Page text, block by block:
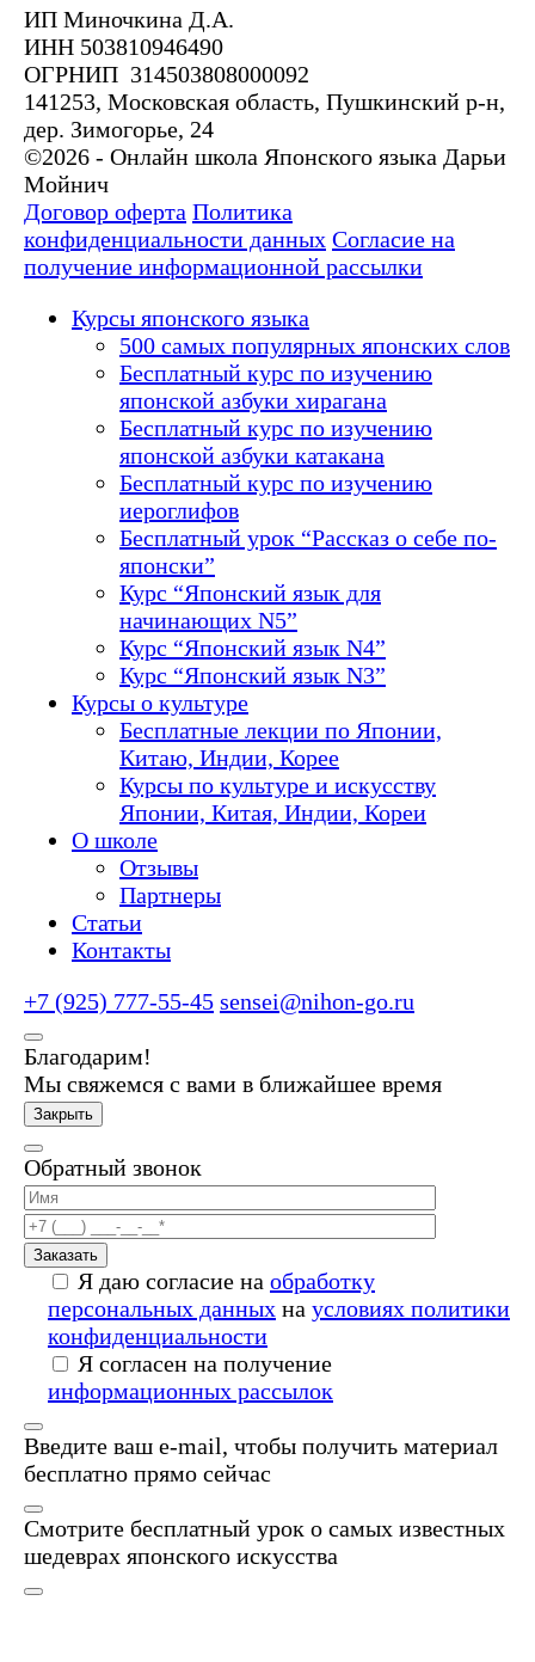
ИП Миночкина Д.А.
ИНН 503810946490
ОГРНИП 314503808000092
141253, Московская область, Пушкинский р-н,
дер. Зимогорье, 24
©2026 - Онлайн школа Японского языка Дарьи
Мойнич
Договор оферта Политика
конфиденциальности данных Согласие на
получение информационной рассылки
Курсы японского языка
500 самых популярных японских слов
Бесплатный курс по изучению
японской азбуки хирагана
Бесплатный курс по изучению
японской азбуки катакана
Бесплатный курс по изучению
иероглифов
Бесплатный урок “Рассказ о себе по-
японски”
Курс “Японский язык для
начинающих N5”
Курс “Японский язык N4”
Курс “Японский язык N3”
Курсы о культуре
Бесплатные лекции по Японии,
Китаю, Индии, Корее
Курсы по культуре и искусству
Японии, Китая, Индии, Кореи
О школе
Отзывы
Партнеры
Статьи
Контакты
+7 (925) 777-55-45 sensei@nihon-go.ru
Благодарим!
Мы свяжемся с вами в ближайшее время
Закрыть
Обратный звонок
Заказать
Я даю согласие на обработку
персональных данных на условиях политики
конфиденциальности
Я согласен на получение
информационных рассылок
Введите ваш e-mail, чтобы получить материал
бесплатно прямо сейчас
Смотрите бесплатный урок о самых известных
шедеврах японского искусства